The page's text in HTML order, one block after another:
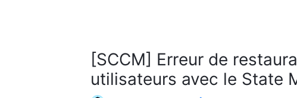
[SCCM] Erreur de
utilisateurs avec le State